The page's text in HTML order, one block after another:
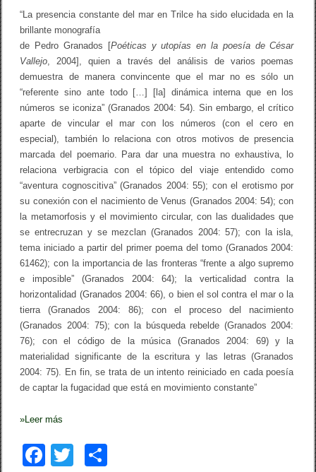
:
A
P
A
A
B
R
P
O
T
I
C
D
E
S
A
R
A
L
E
T
R
“La presencia constante del mar en Trilce ha sido elucidada en la
brillante monografía
de Pedro Granados [Poéticas y utopías en la poesía de César
Vallejo, 2004], quien a través del análisis de varios poemas
demuestra de manera convincente que el mar no es sólo un
“referente sino ante todo […] [la] dinámica interna que en los
números se iconiza” (Granados 2004: 54). Sin embargo, el crítico
aparte de vincular el mar con los números (con el cero en
especial), también lo relaciona con otros motivos de presencia
marcada del poemario. Para dar una muestra no exhaustiva, lo
relaciona verbigracia con el tópico del viaje entendido como
“aventura cognoscitiva” (Granados 2004: 55); con el erotismo por
su conexión con el nacimiento de Venus (Granados 2004: 54); con
la metamorfosis y el movimiento circular, con las dualidades que
se entrecruzan y se mezclan (Granados 2004: 57); con la isla,
tema iniciado a partir del primer poema del tomo (Granados 2004:
61462); con la importancia de las fronteras “frente a algo supremo
e imposible” (Granados 2004: 64); la verticalidad contra la
horizontalidad (Granados 2004: 66), o bien el sol contra el mar o la
tierra (Granados 2004: 86); con el proceso del nacimiento
(Granados 2004: 75); con la búsqueda rebelde (Granados 2004:
76); con el código de la música (Granados 2004: 69) y la
materialidad significante de la escritura y las letras (Granados
2004: 75). En fin, se trata de un intento reiniciado en cada poesía
de captar la fugacidad que está en movimiento constante”
»Leer más
F